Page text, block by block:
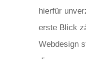
hierfür
erste Blick
Webdesign